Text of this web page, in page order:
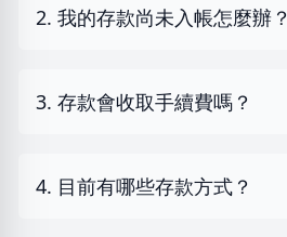
2. 我的存款尚未入帳怎麼辦？
3. 存款會收取手續費嗎？
4. 目前有哪些存款方式？